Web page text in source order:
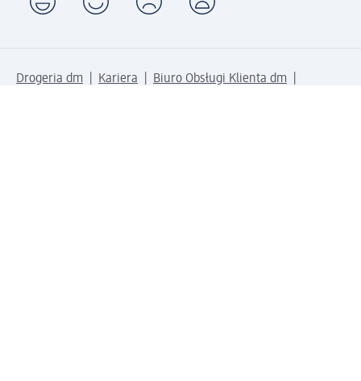
Drogeria dm Kariera
Biuro Obsługi Klienta dm